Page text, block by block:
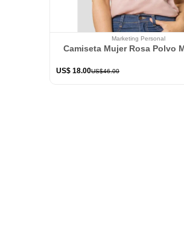
Marketing Personal
Camiseta Mujer Rosa Polvo
US$46.00
US$ 18.00